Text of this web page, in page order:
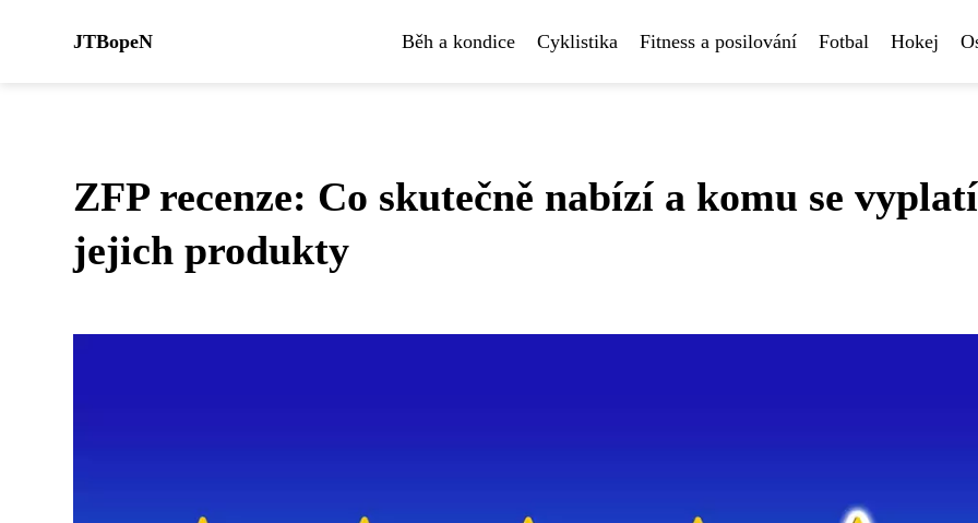
JTBopeN Běh a kondice Cyklistika Fitness a posilování Fotbal Hokej
ZFP recenze: Co skutečně nabízí a komu se vyplatí
jejich produkty